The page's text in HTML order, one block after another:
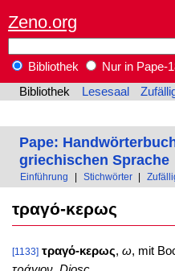
Zeno.org
Bibliothek
Nur in Pape-
Bibliothek
Lesesaal
Pape:
griechischen Sprache
Einführung Stichwörter
τραγό-κερως
[1133] τραγό-κερως, ω, mit